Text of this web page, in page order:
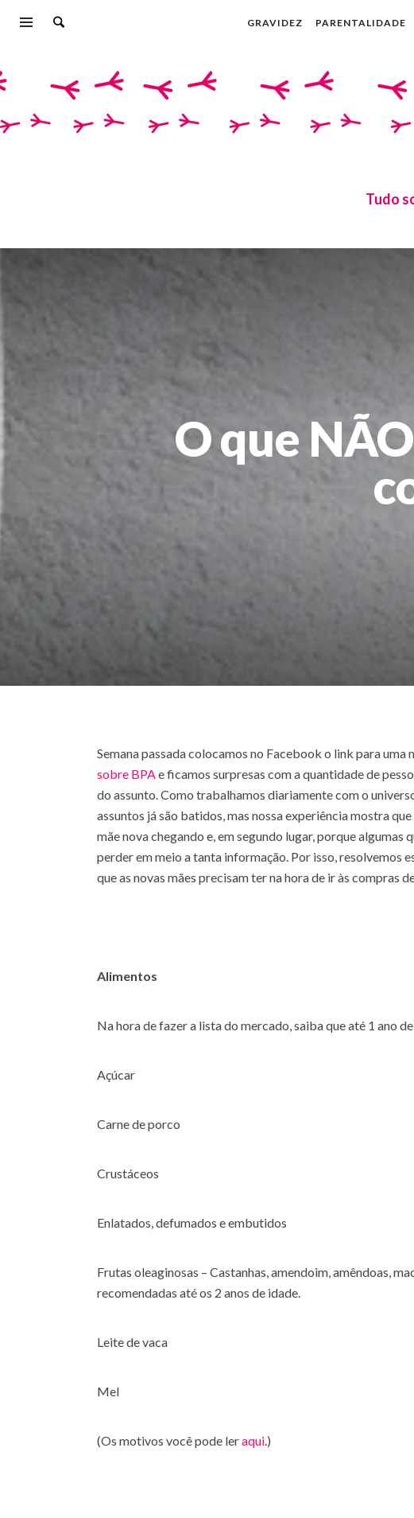
GRAVIDEZ PARENTALIDADE
Tudo
O que
Semana passada colocamos no Facebook o link para uma
sobre BPAe ficamos surpresas com a quantidade de
do assunto. Como trabalhamos diariamente com o
assuntos já são batidos, mas nossa experiência mostra
mãe nova chegando e, em segundo lugar, porque
perder em meio a tanta informação. Por isso, resolvemos
que as novas mães precisam ter na hora de ir às compras
Alimentos
Na hora de fazer a lista do mercado, saiba que até 1 ano
Açúcar
Carne de porco
Crustáceos
Enlatados, defumados e embutidos
Frutas oleaginosas – Castanhas, amendoim, amêndoas,
recomendadas até os 2 anos de idade.
Leite de vaca
Mel
(Os motivos você pode leraqui.)